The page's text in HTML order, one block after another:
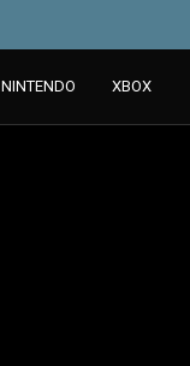
NINTENDO XBOX